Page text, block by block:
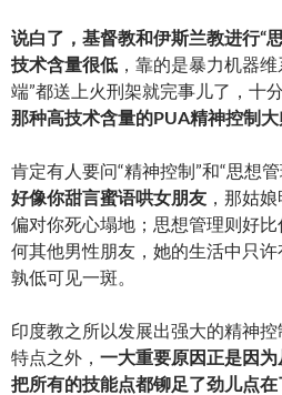
说白了，基督教和伊斯兰教进行“
技术含量很低 ，靠的是暴力机器
端”都送上火刑架就完事儿了，十
那种高技术含量的PUA精神控制
肯定有人要问“精神控制”和“思想
好像你甜言蜜语哄女朋友 ，那姑
偏对你死心塌地；思想管理则好
何其他男性朋友，她的生活中只
孰低可见一斑。
印度教之所以发展出强大的精神
特点之外， 一大重要原因正是因为
把所有的技能点都铆足了劲儿点